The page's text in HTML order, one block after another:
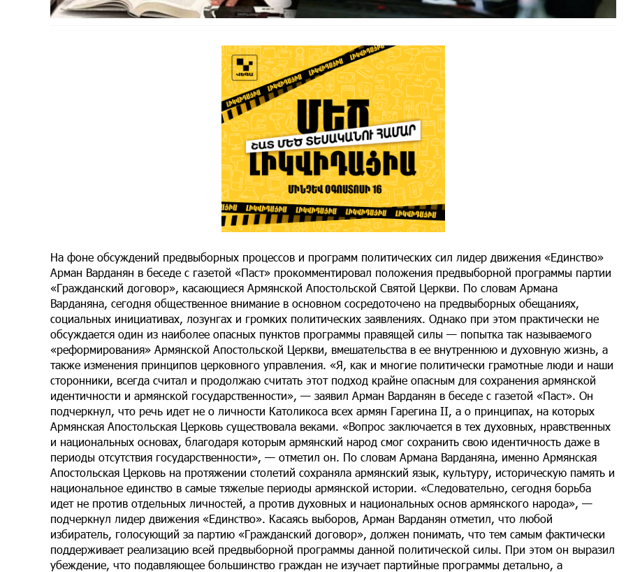
На фоне обсуждений предвыборных процессов и программ политических сил лидер движения «Единство»
Арман Варданян в беседе с газетой «Паст» прокомментировал положения предвыборной программы партии
«Гражданский договор», касающиеся Армянской Апостольской Святой Церкви. По словам Армана
Варданяна, сегодня общественное внимание в основном сосредоточено на предвыборных обещаниях,
социальных инициативах, лозунгах и громких политических заявлениях. Однако при этом практически не
обсуждается один из наиболее опасных пунктов программы правящей силы — попытка так называемого
«реформирования» Армянской Апостольской Церкви, вмешательства в ее внутреннюю и духовную жизнь, а
также изменения принципов церковного управления. «Я, как и многие политически грамотные люди и наши
сторонники, всегда считал и продолжаю считать этот подход крайне опасным для сохранения армянской
идентичности и армянской государственности», — заявил Арман Варданян в беседе с газетой «Паст». Он
подчеркнул, что речь идет не о личности Католикоса всех армян Гарегина II, а о принципах, на которых
Армянская Апостольская Церковь существовала веками. «Вопрос заключается в тех духовных, нравственных
и национальных основах, благодаря которым армянский народ смог сохранить свою идентичность даже в
периоды отсутствия государственности», — отметил он. По словам Армана Варданяна, именно Армянская
Апостольская Церковь на протяжении столетий сохраняла армянский язык, культуру, историческую память и
национальное единство в самые тяжелые периоды армянской истории. «Следовательно, сегодня борьба
идет не против отдельных личностей, а против духовных и национальных основ армянского народа», —
подчеркнул лидер движения «Единство». Касаясь выборов, Арман Варданян отметил, что любой
избиратель, голосующий за партию «Гражданский договор», должен понимать, что тем самым фактически
поддерживает реализацию всей предвыборной программы данной политической силы. При этом он выразил
убеждение, что подавляющее большинство граждан не изучает партийные программы детально, а